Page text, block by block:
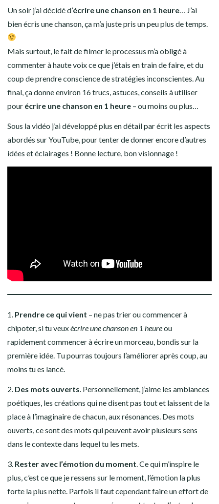
Un soir j’ai décidé d’écrire une chanson en 1 heure … J’ai
bien écris une chanson, ça m’a juste pris un peu plus de temps.
Mais surtout, le fait de filmer le processus m’a obligé à
commenter à haute voix ce que j’étais en train de faire, et du
coup de prendre conscience de stratégies inconscientes. Au
final, ça donne environ 16 trucs, astuces, conseils à utiliser
pour écrire une chanson en 1 heure – ou moins ou plus…
Sous la vidéo j’ai développé plus en détail par écrit les aspects
abordés sur YouTube, pour tenter de donner encore d’autres
idées et éclairages ! Bonne lecture, bon visionnage !
1. Prendre ce qui vient – ne pas trier ou commencer à
chipoter, si tu veuxécrire une chanson en 1 heureou
rapidement commencer à écrire un morceau, bondis sur la
première idée. Tu pourras toujours l’améliorer après coup, au
moins tu es lancé.
2. Des mots ouverts . Personnellement, j’aime les ambiances
poétiques, les créations qui ne disent pas tout et laissent de la
place à l’imaginaire de chacun, aux résonances. Des mots
ouverts, ce sont des mots qui peuvent avoir plusieurs sens
dans le contexte dans lequel tu les mets.
3. Rester avec l’émotion du moment . Ce qui m’inspire le
plus, c’est ce que je ressens sur le moment, l’émotion la plus
forte la plus nette. Parfois il faut cependant faire un effort de